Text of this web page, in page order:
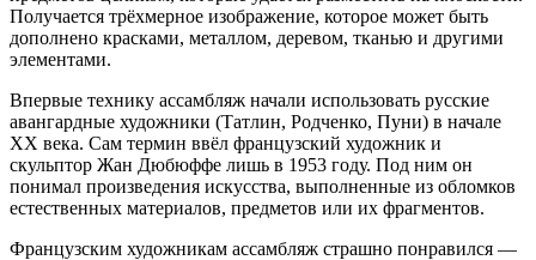
Получается трёхмерное изображение, которое может быть
дополнено красками, металлом, деревом, тканью и другими
элементами.
Впервые технику ассамбляж начали использовать русские
авангардные художники (Татлин, Родченко, Пуни) в начале
ХХ века. Сам термин ввёл французский художник и
скульптор Жан Дюбюффе лишь в 1953 году. Под ним он
понимал произведения искусства, выполненные из обломков
естественных материалов, предметов или их фрагментов.
Французским художникам ассамбляж страшно понравился —